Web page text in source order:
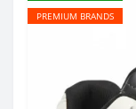
PREMIUM BRANDS